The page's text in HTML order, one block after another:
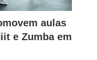
aulas
e Zumba em